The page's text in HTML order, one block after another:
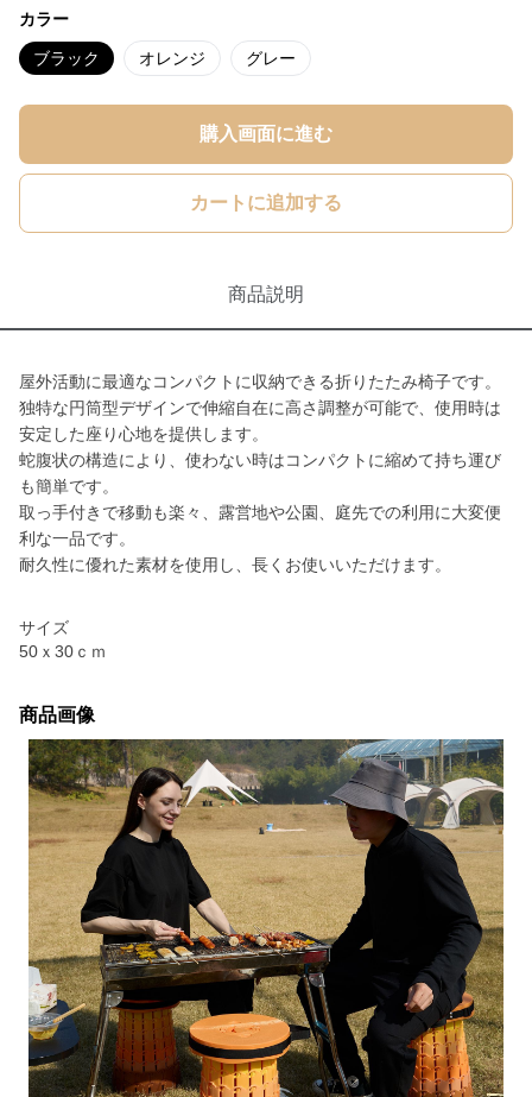
カラー
ブラック オレンジ グレー
購入画面に進む
カートに追加する
商品説明
屋外活動に最適なコンパクトに収納できる折りたたみ椅子です。
独特な円筒型デザインで伸縮自在に高さ調整が可能で、使用時は
安定した座り心地を提供します。
蛇腹状の構造により、使わない時はコンパクトに縮めて持ち運び
も簡単です。
取っ手付きで移動も楽々、露営地や公園、庭先での利用に大変便
利な一品です。
耐久性に優れた素材を使用し、長くお使いいただけます。
サイズ
50ｘ30ｃｍ
商品画像